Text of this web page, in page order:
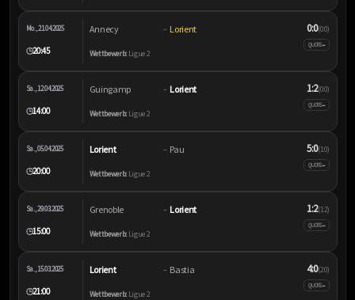
Mo., 21.04.2025
🕒20:45
Annecy – Lorient
Wettbewerb:Ligue 2
0:0(0:0)
QUOTE–
Sa., 12.04.2025
🕒14:00
Guingamp – Lorient
Wettbewerb:Ligue 2
1:2(0:0)
QUOTE–
Sa., 05.04.2025
🕒20:00
Lorient – Pau
Wettbewerb:Ligue 2
5:0(1:0)
QUOTE–
Sa., 29.03.2025
🕒15:00
Grenoble – Lorient
Wettbewerb:Ligue 2
1:2(1:2)
QUOTE–
Sa., 15.03.2025
🕒21:00
Lorient – Bastia
Wettbewerb:Ligue 2
4:0(2:0)
QUOTE–